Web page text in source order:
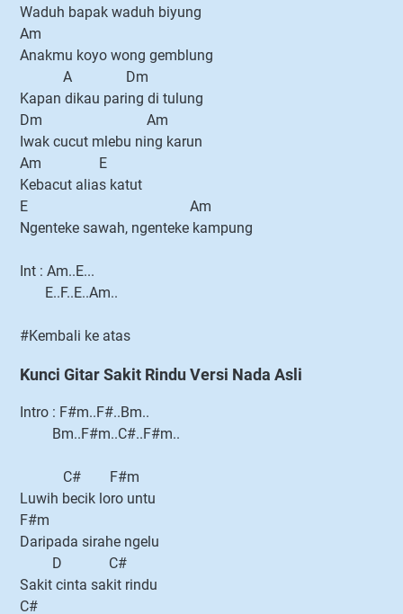
Waduh bapak waduh biyung
Am
Anakmu koyo wong gemblung
A Dm
Kapan dikau paring di tulung
Dm Am
Iwak cucut mlebu ning karun
Am E
Kebacut alias katut
E Am
Ngenteke sawah, ngenteke kampung
Int : Am..E...
E..F..E..Am..
#Kembali ke atas
Kunci Gitar Sakit Rindu Versi Nada Asli
Intro : F#m..F#..Bm..
Bm..F#m..C#..F#m..
C# F#m
Luwih becik loro untu
F#m
Daripada sirahe ngelu
D C#
Sakit cinta sakit rindu
C#